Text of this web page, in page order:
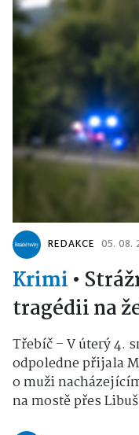
REDAKCE 05. 08.
Krimi •
tragédii na
Třebíč – V úterý 4.
odpoledne přijala
o muži
na mostě přes